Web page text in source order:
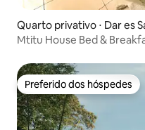
Quarto privativo ⋅ Dar es
Mtitu House Bed &
Preferido dos hóspedes
Preferido dos hóspedes